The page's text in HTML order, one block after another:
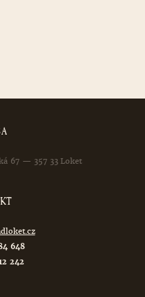
67 — 357 33 Loket
648
242